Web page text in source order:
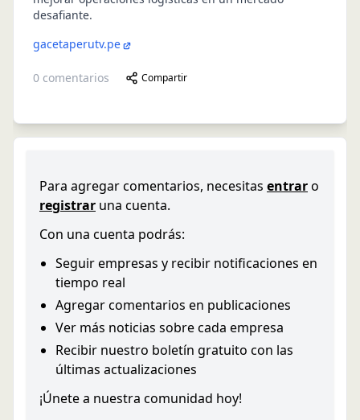
desafiante.
gacetaperutv.pe
0 comentarios Compartir
Para agregar comentarios, necesitas entraro
registrar una cuenta.
Con una cuenta podrás:
Seguir empresas y recibir notificaciones en
tiempo real
Agregar comentarios en publicaciones
Ver más noticias sobre cada empresa
Recibir nuestro boletín gratuito con las
últimas actualizaciones
¡Únete a nuestra comunidad hoy!